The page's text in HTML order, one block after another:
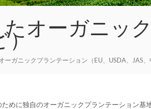
オーガニック
）
ーガニックプランテーション（EU、USDA、JAS、
めに独自のオーガニックプランテーション